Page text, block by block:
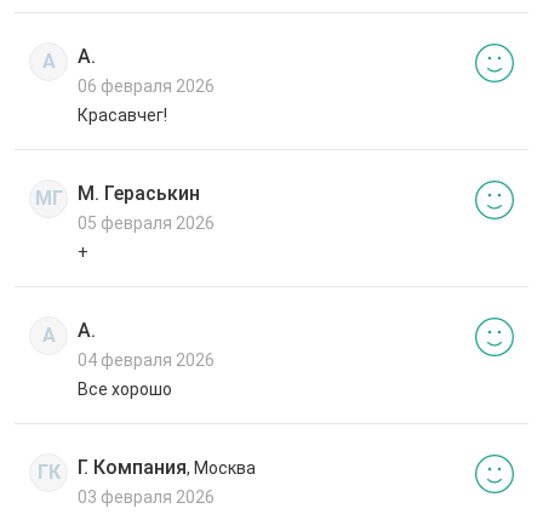
А А.
06 февраля 2026
Красавчег!
МГ М. Гераськин
05 февраля 2026
+
А А.
04 февраля 2026
Все хорошо
ГК Г. Компания, Москва
03 февраля 2026